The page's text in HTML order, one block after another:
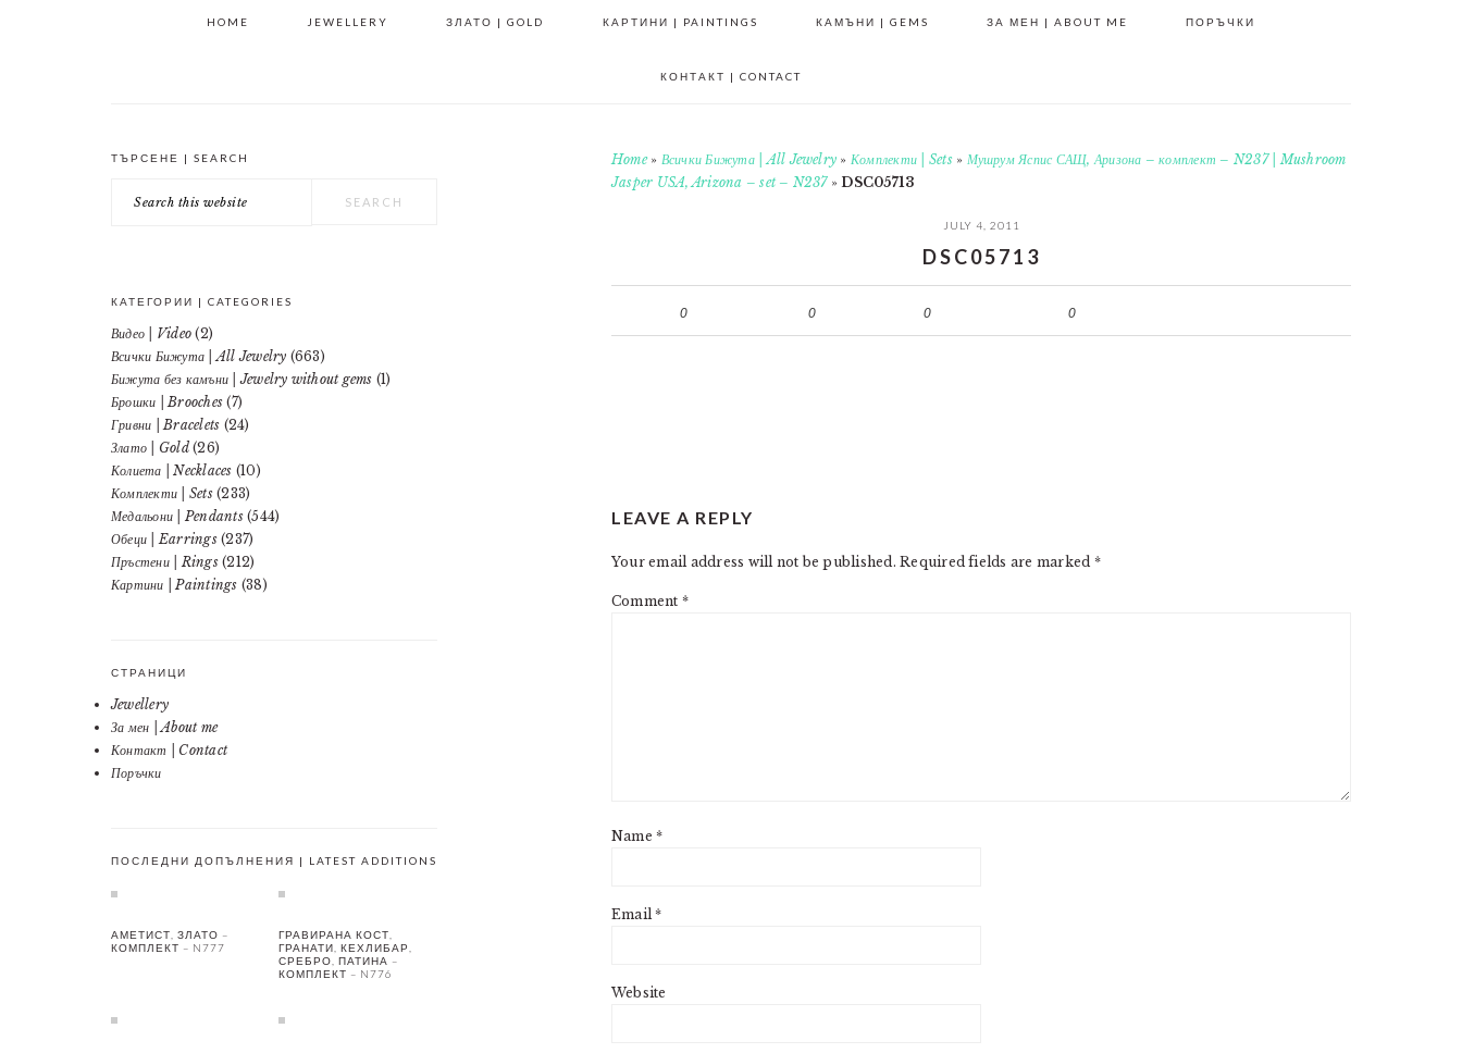
HOME JEWELLERY ЗЛАТО | GOLD КАРТИНИ | PAINTINGS КАМЪНИ | GEMS ЗА МЕН | ABOUT ME ПОРЪЧКИ
КОНТАКТ | CONTACT
Home» Всички Бижута | All Jewelry » Комплекти | Sets» Мушрум Яспис САЩ, Аризона – комплект – N237 | Mushroom
Jasper USA, Arizona – set – N237»DSC05713
JULY 4, 2011
DSC05713
0 0 0 0
INTERACTIONS
LEAVE A REPLY
Your email address will not be published. Required fields are marked *
Comment *
Name*
Email*
Website
PRIMARY
SIDEBAR
ТЪРСЕНЕ | SEARCH
this
КАТЕГОРИИ | CATEGORIES
Видео | Video (2)
Всички Бижута | All Jewelry (663)
Бижута без камъни | Jewelry without gems (1)
Брошки | Brooches (7)
Гривни | Bracelets (24)
Злато | Gold(26)
Колиета | Necklaces (10)
Комплекти | Sets(233)
Медальони | Pendants(544)
Обеци | Earrings(237)
Пръстени | Rings(212)
Картини | Paintings (38)
СТРАНИЦИ
Jewellery
За мен | About me
Контакт | Contact
Поръчки
ПОСЛЕДНИ ДОПЪЛНЕНИЯ | LATEST ADDITIONS
АМЕТИСТ, ЗЛАТО –
КОМПЛЕКТ – N777
ГРАВИРАНА КОСТ,
ГРАНАТИ, КЕХЛИБАР,
СРЕБРО, ПАТИНА –
КОМПЛЕКТ – N776